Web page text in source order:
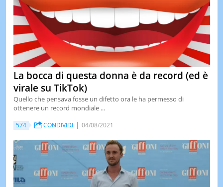
La bocca di questa donna è da record (ed è
virale su TikTok)
Quello che pensava fosse un difetto ora le ha permesso di
ottenere un record mondiale ...
574 CONDIVIDI 04/08/2021